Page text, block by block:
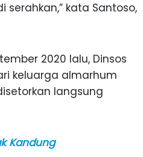
kata Santoso,
2020 lalu, Dinsos
keluarga almarhum
langsung
Kandung
ANAK BOJONEGORO DAN
SEKOLAH DI SMPN
1996